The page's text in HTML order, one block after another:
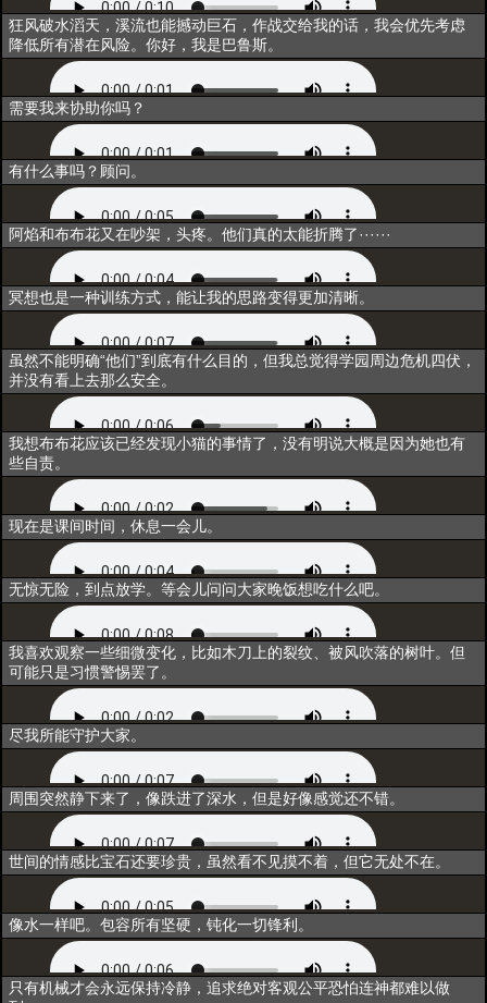
初次登场
狂风破水滔天，溪流也能撼动巨石，作战交给我的话，我会优先考虑
降低所有潜在风险。你好，我是巴鲁斯。
选择
需要我来协助你吗？
互动1
有什么事吗？顾问。
互动2
阿焰和布布花又在吵架，头疼。他们真的太能折腾了······
互动3
冥想也是一种训练方式，能让我的思路变得更加清晰。
互动4
虽然不能明确“他们”到底有什么目的，但我总觉得学园周边危机四伏，
并没有看上去那么安全。
互动5
我想布布花应该已经发现小猫的事情了，没有明说大概是因为她也有
些自责。
闲聊1
现在是课间时间，休息一会儿。
闲聊2
无惊无险，到点放学。等会儿问问大家晚饭想吃什么吧。
闲聊3
我喜欢观察一些细微变化，比如木刀上的裂纹、被风吹落的树叶。但
可能只是习惯警惕罢了。
唤醒
尽我所能守护大家。
同行
周围突然静下来了，像跌进了深水，但是好像感觉还不错。
重构
世间的情感比宝石还要珍贵，虽然看不见摸不着，但它无处不在。
联结
像水一样吧。包容所有坚硬，钝化一切锋利。
归一
只有机械才会永远保持冷静，追求绝对客观公平恐怕连神都难以做